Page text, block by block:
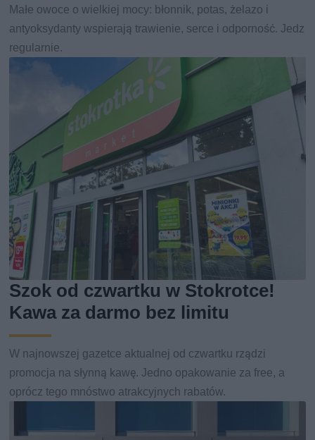
Małe owoce o wielkiej mocy: błonnik, potas, żelazo i
antyoksydanty wspierają trawienie, serce i odporność. Jedz
regularnie.
Szok od czwartku w Stokrotce!
Kawa za darmo bez limitu
W najnowszej gazetce aktualnej od czwartku rządzi
promocja na słynną kawę. Jedno opakowanie za free, a
oprócz tego mnóstwo atrakcyjnych rabatów.